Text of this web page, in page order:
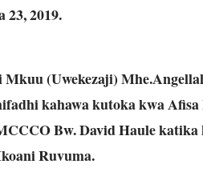
23, 2019.
(Uwekezaji)
kahawa kutoka kwa
Bw. David Haule
Ruvuma.